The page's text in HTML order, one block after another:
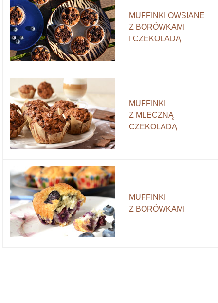
MUFFINKI OWSIANE
Z BORÓWKAMI
I CZEKOLADĄ
MUFFINKI
Z MLECZNĄ
CZEKOLADĄ
MUFFINKI
Z BORÓWKAMI